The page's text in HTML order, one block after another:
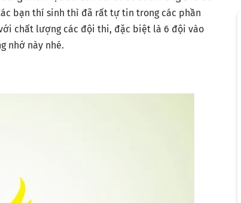
bạn thí sinh thì đã rất tự tin trong các phần
chất lượng các đội thi, đặc biệt là 6 đội vào
nhớ này nhé.